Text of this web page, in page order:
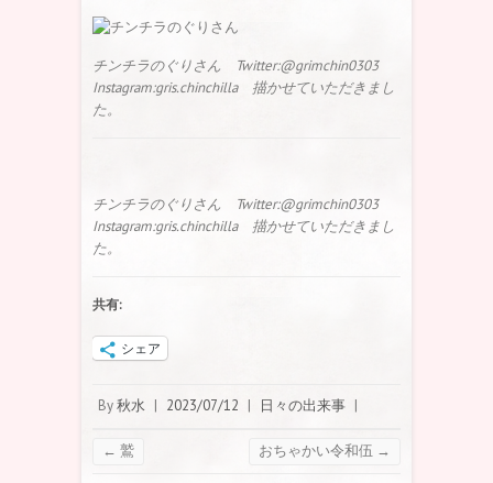
チンチラのぐりさん Twitter:@grimchin0303
Instagram:gris.chinchilla 描かせていただきまし
た。
チンチラのぐりさん Twitter:@grimchin0303
Instagram:gris.chinchilla 描かせていただきまし
た。
共有:
シェア
By秋水 2023/07/12 日々の出来事
← 鷲 おちゃかい令和伍 →